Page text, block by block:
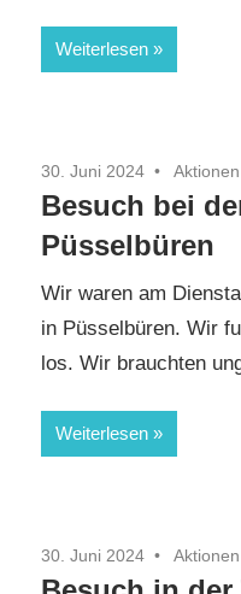
Weiterlesen
30. Juni 2024
Besuch bei
Püsselbüren
Wir waren am
in Püsselbüren. Wir
los. Wir brauchten
Weiterlesen
30. Juni 2024